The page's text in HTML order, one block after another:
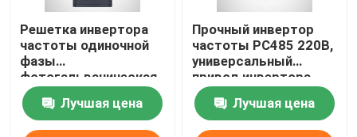
Решетка инвертора
частоты одиночной
фазы
фотогальваническая
переменная
соединила КД600
МПРТ 220В
Лучшая цена
Прочный инвертор
частоты РС485 220В,
универсальный
привод инвертора
мотора АК
Лучшая цена